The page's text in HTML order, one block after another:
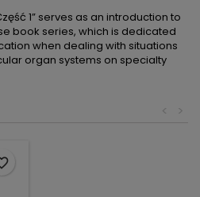
1” serves as an introduction to
book series, which is dedicated
when dealing with situations
organ systems on specialty
>
<